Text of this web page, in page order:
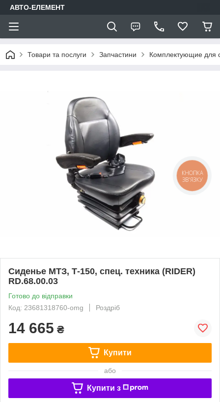
АВТО-ЕЛЕМЕНТ
Товари та послуги Запчастини Комплектующие для
Сиденье МТЗ, Т-150, спец. техника (RIDER)
RD.68.00.03
Готово до відправки
Код: 23681318760-omg
Роздріб
14 665 ₴
Купити
або
Купити з
КНОПКА
ЗВ'ЯЗКУ